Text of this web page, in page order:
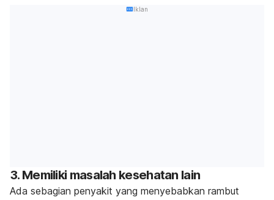
Iklan
3. Memiliki masalah kesehatan lain
Ada sebagian penyakit yang menyebabkan rambut